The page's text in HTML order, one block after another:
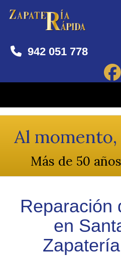
942 051 778
Al momento,
Más de 50
Reparación
en